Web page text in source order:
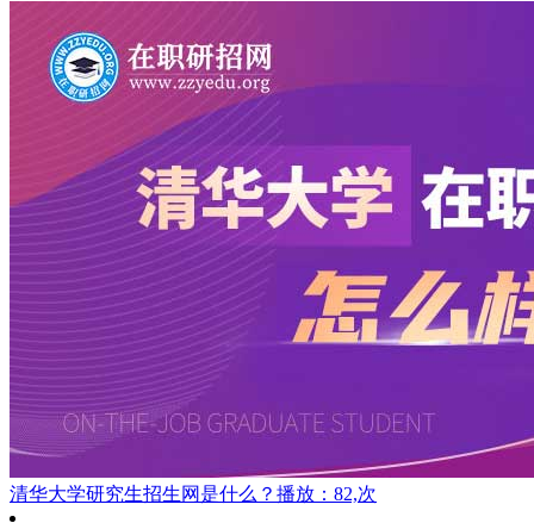
清华大学研究生招生网是什么？ 播放：82,次